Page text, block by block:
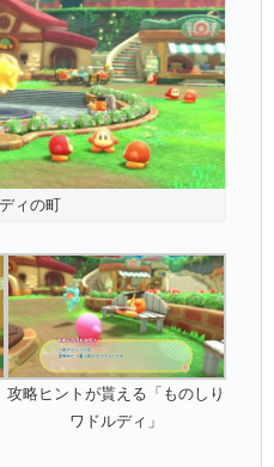
ィの町
攻略ヒントが貰える「ものしり
ワドルディ」